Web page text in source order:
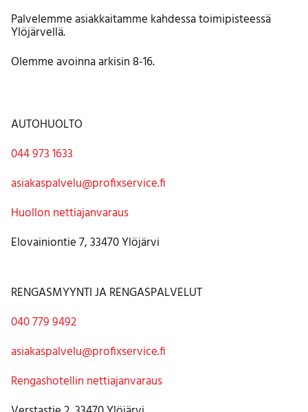
Palvelemme asiakkaitamme kahdessa toimipisteessä
Ylöjärvellä.
Olemme avoinna arkisin 8-16.
AUTOHUOLTO
044 973 1633
asiakaspalvelu@profixservice.fi
Huollon nettiajanvaraus
Elovainiontie 7, 33470 Ylöjärvi
RENGASMYYNTI JA RENGASPALVELUT
040 779 9492
asiakaspalvelu@profixservice.fi
Rengashotellin nettiajanvaraus